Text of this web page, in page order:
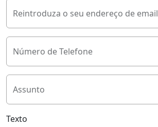
Reintroduza o seu endereço de email
Número de Telefone
Assunto
Texto